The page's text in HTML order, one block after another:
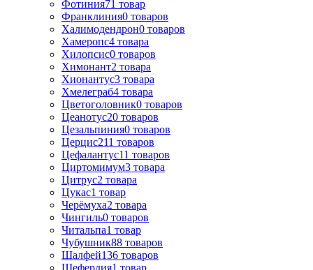
Фотиния71 товар
Франклиния0 товаров
Халимодендрон0 товаров
Хамеропс4 товара
Хилопсис0 товаров
Химонант2 товара
Хионантус3 товара
Хмелеграб4 товара
Цветоголовник0 товаров
Цеанотус20 товаров
Цезальпиния0 товаров
Церцис211 товаров
Цефалантус11 товаров
Циртомимум3 товара
Цитрус2 товара
Цукас1 товар
Черёмуха2 товара
Чингиль0 товаров
Читальпа1 товар
Чубушник88 товаров
Шалфей136 товаров
Шефердия1 товар